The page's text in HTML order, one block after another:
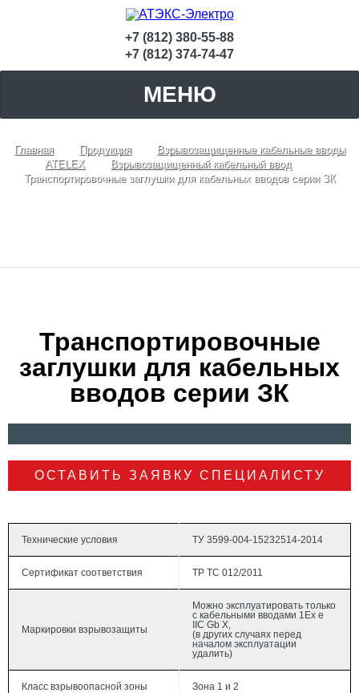
+7 (812) 380-55-88
+7 (812) 374-74-47
МЕНЮ
Главная Продукция
Взрывозащищенные кабельные вводы
ATELEX
Взрывозащищенный кабельный ввод
Транспортировочные заглушки для кабельных вводов серии ЗК
Транспортировочные
заглушки для кабельных
вводов серии ЗК
ОСТАВИТЬ ЗАЯВКУ СПЕЦИАЛИСТУ
Технические условия ТУ 3599-004-15232514-2014
Сертификат соответствия ТР ТС 012/2011
Маркировки взрывозащиты
Можно эксплуатировать только
с кабельными вводами 1Ex e
IIС Gb Х,
(в других случаях перед
началом эксплуатации
удалить)
Класс взрывоопасной зоны Зона 1 и 2